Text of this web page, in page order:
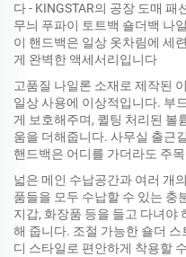
다 - KINGSTAR의 공장 도매
무늬 푸파이 토트백 숄더백 나
이 핸드백은 일상 옷차림에 세
게 완벽한 액세서리입니다
고품질 나일론 소재로 제작된
일상 사용에 이상적입니다. 부
게 보호해주며, 퀼팅 처리된 볼
움을 더해줍니다. 사무실 출근
핸드백은 어디를 가더라도 주
넓은 메인 수납공간과 여러 개
품들을 모두 수납할 수 있는 충
지갑, 화장품 등을 들고 다녀야
해 줍니다. 조절 가능한 숄더
디 스타일로 편안하게 착용할